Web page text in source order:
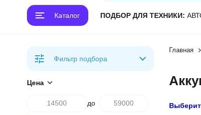
Каталог ПОДБОР ДЛЯ ТЕХНИКИ:
Главная
Фильтр подбора
Цена
до